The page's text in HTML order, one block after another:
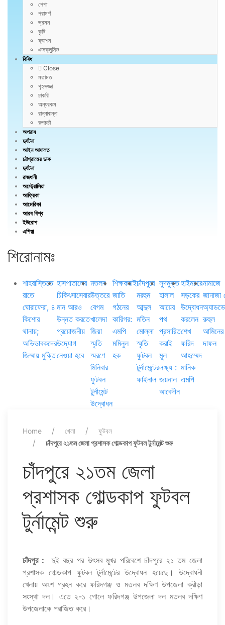
পেশা
পরামর্শ
ভ্রমন
কৃষি
ফ্যাশন
এক্সক্লুসিভ
বিবিধ
Close
মতামত
গৃহসজ্জা
চাকরি
অন্যরকম
রান্নাবান্না
রুপচর্চা
অপরাধ
দুর্ঘটনা
আইন আদালত
চট্টগ্রামের ডাক
দুর্ঘটনা
রাজধানী
অস্ট্রোলিয়া
আফ্রিকা
আমেরিকা
আরব বিশ্ব
ইউরোপ
এশিয়া
শিরোনামঃ
শাহরাস্তিতে
রাতে
ঘোরাফেরা, ৪
কিশোর
থানায়;
অভিভাবকদের
জিম্মায় মুক্তি
হাসপাতালের
চিকিৎসাসেবার
মান আরও
উন্নত করতে
প্রয়োজনীয়
উদ্যোগ
নেওয়া হবে
মতলব
উত্তরে
বেগম
খালেদা
জিয়া
স্মৃতি
স্মরণে
মিনিবার
ফুটবল
টুর্নামেন্ট
উদ্বোধন
শিক্ষকরাই
জাতি
গঠনের
কারিগর:
এমপি
মমিনুল
হক
চাঁদপুরে
মরহুম
আব্দুল
মতিন
মোল্লা
স্মৃতি
ফুটবল
টুর্নামেন্টের
ফাইনাল
সুদমুক্ত
হালাল
আয়ের
পথ
প্রসারিত
করাই
মূল
লক্ষ্য :
জয়নাল
আবেদীন
হাইমচরে
সড়কের
উদ্বোধন
করলেন
শেখ
ফরিদ
আহম্মেদ
মানিক
এমপি
নামাজে
জানাজা
রুহুল
আমিনের
দাফন
Home খেলা
ফুটবল
চাঁদপুরে ২১তম জেলা প্রশাসক গোল্ডকাপ ফুটবল টুর্নামেন্ট শুরু
চাঁদপুরে ২১তম জেলা
প্রশাসক গোল্ডকাপ ফুটবল
টুর্নামেন্ট শুরু
চাঁদপুর :
দুই বছর পর উৎসব মূখর পরিবেশে চাঁদপুরে ২১ তম জেলা
প্রশাসক গোল্ডকাপ ফুটবল টুর্নামেন্টের উদ্বোধন হয়েছে। উদ্বোধনী
খেলায় অংশ গ্রহন করে ফরিদগঞ্জ ও মতলব দক্ষিণ উপজেলা ক্রীড়া
সংস্থা দল। এতে ২-১ গোলে ফরিদগঞ্জ উপজেলা দল মতলব দক্ষিণ
উপজেলাকে পরাজিত করে।